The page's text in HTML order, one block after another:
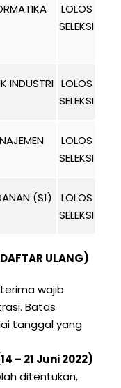
LOLOS
SELEKSI
INDUSTRI LOLOS
SELEKSI
LOLOS
SELEKSI
(S1)
LOLOS
SELEKSI
ULANG)
wajib
Batas
tanggal yang
– 21 Juni 2022)
ditentukan,